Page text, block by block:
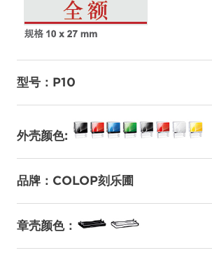
型号：P10
外壳颜色:
品牌：COLOP刻乐圃
章壳颜色：